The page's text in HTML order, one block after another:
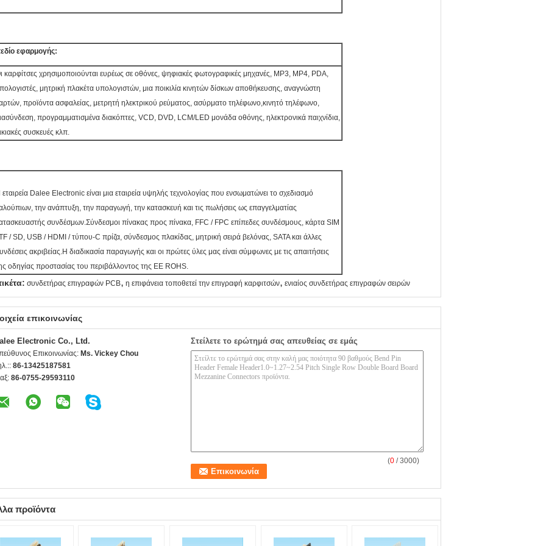
εφαρμογής:
καρφίτσες χρησιμοποιούνται ευρέως σε οθόνες, ψηφιακές φωτογραφικές μηχανές, MP3, MP4, PDA,
μητρική πλακέτα υπολογιστών, μια ποικιλία κινητών δίσκων αποθήκευσης, αναγνώστη
προϊόντα ασφαλείας, μετρητή ηλεκτρικού ρεύματος, ασύρματο τηλέφωνο,κινητό τηλέφωνο,
προγραμματισμένα διακόπτες, VCD, DVD, LCM/LED μονάδα οθόνης, ηλεκτρονικά παιχνίδια,
συσκευές κλπ.
εταιρεία Dalee Electronic είναι μια εταιρεία υψηλής τεχνολογίας που ενσωματώνει το σχεδιασμό
την ανάπτυξη, την παραγωγή, την κατασκευή και τις πωλήσεις ως επαγγελματίας
συνδέσμων.Σύνδεσμοι πίνακας προς πίνακα, FFC / FPC επίπεδες συνδέσμους, κάρτα SIM
/ SD, USB / HDMI / τύπου-C πρίζα, σύνδεσμος πλακίδας, μητρική σειρά βελόνας, SATA και άλλες
ακριβείας.Η διαδικασία παραγωγής και οι πρώτες ύλες μας είναι σύμφωνες με τις απαιτήσεις
οδηγίας προστασίας του περιβάλλοντος της ΕΕ ROHS.
συνδετήρας επιγραφών PCB, η επιφάνεια τοποθετεί την επιγραφή καρφιτσών, ενιαίος συνδετήρας επιγραφών σειρών
επικοινωνίας
Electronic Co., Ltd.
Επικοινωνίας: Ms. Vickey Chou
86-13425187581
86-0755-29593110
Στείλετε το ερώτημά σας απευθείας σε εμάς
(0 / 3000)
προϊόντα